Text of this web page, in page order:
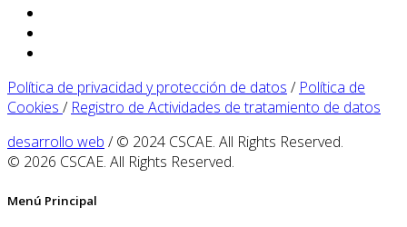
Política de privacidad y protección de datos / Política de
Cookies / Registro de Actividades de tratamiento de datos
desarrollo web / © 2024 CSCAE. All Rights Reserved.
© 2026 CSCAE. All Rights Reserved.
Menú Principal